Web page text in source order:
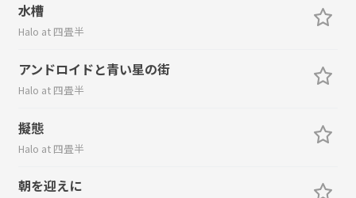
水槽
Halo at 四畳半
アンドロイドと青い星の街
Halo at 四畳半
擬態
Halo at 四畳半
朝を迎えに